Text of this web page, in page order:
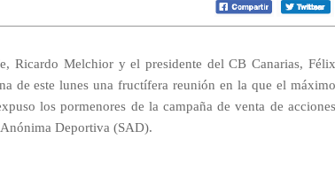
Ricardo Melchior y el presidente del CB Canarias, Félix
de este lunes una fructífera reunión en la que el máximo
los pormenores de la campaña de venta de acciones
Deportiva (SAD).